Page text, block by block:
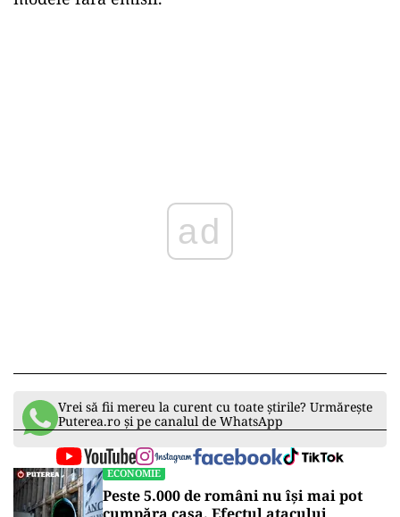
ad
Vrei să fii mereu la curent cu toate știrile? Urmărește
Puterea.ro și pe canalul de WhatsApp
ECONOMIE
Peste 5.000 de români nu își mai pot